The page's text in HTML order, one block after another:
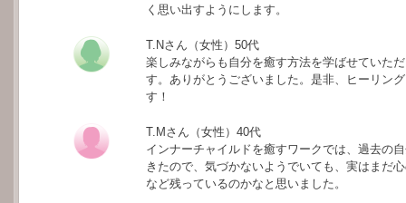
く思い出すようにします。
T.Nさん（女性）50代
楽しみながらも自分を癒す方法を学ばせていた
す。ありがとうございました。是非、ヒーリン
す！
T.Mさん（女性）40代
インナーチャイルドを癒すワークでは、過去の
きたので、気づかないようでいても、実はまだ
など残っているのかなと思いました。